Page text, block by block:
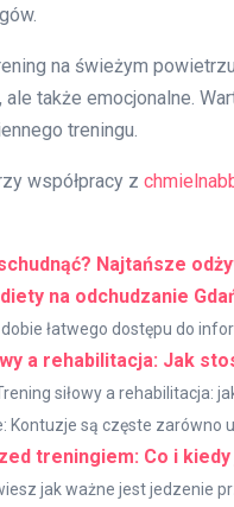
na świeżym
także emocjonalne.
treningu.
współpracy z
Najtańsze
na odchudzanie
łatwego dostępu do
a rehabilitacja: Jak
siłowy a rehabilitacja:
Kontuzje są częste zarówno
treningiem: Co i
jak ważne jest jedzenie